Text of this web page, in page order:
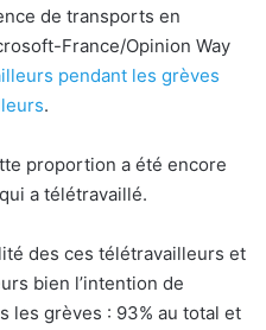
de transports en
France/Opinion Way
pendant les grèves
.
proportion a été encore
a télétravaillé.
des ces télétravailleurs et
bien l’intention de
les grèves : 93% au total et